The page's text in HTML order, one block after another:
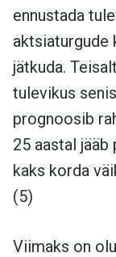
ennustada
aktsiaturgude
jätkuda.
tulevikus
prognoosib
25 aastal
kaks korda
(5)
Viimaks on